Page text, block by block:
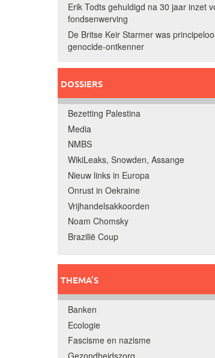
Erik Todts gehuldigd na 30 jaar inzet
fondsenwerving
De Britse Keir Starmer was
genocide-ontkenner
DOSSIERS
Bezetting Palestina
Media
NMBS
WikiLeaks, Snowden, Assange
Nieuw links in Europa
Onrust in Oekraine
Vrijhandelsakkoorden
Noam Chomsky
Brazilië Coup
THEMA’S
Banken
Ecologie
Fascisme en nazisme
Gezondheidszorg